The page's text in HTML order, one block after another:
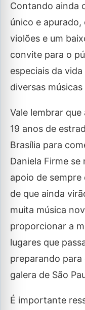
Contando ainda
único e
violões e um
convite para o
especiais da
diversas
Vale lembrar
19 anos de
Brasília para
Daniela Firme
apoio de sempre
de que ainda
muita música
proporcionar a
lugares que
preparando
galera de São
É importante